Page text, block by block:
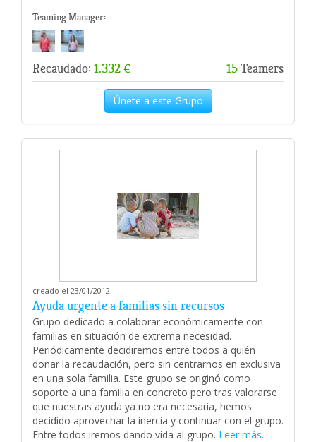
Teaming Manager:
Recaudado: 1.332 € 15Teamers
Únete a este Grupo
creado el 23/01/2012
Ayuda urgente a familias sin recursos
Grupo dedicado a colaborar económicamente con
familias en situación de extrema necesidad.
Periódicamente decidiremos entre todos a quién
donar la recaudación, pero sin centrarnos en exclusiva
en una sola familia. Este grupo se originó como
soporte a una familia en concreto pero tras valorarse
que nuestras ayuda ya no era necesaria, hemos
decidido aprovechar la inercia y continuar con el grupo.
Entre todos iremos dando vida al grupo. Leer más...